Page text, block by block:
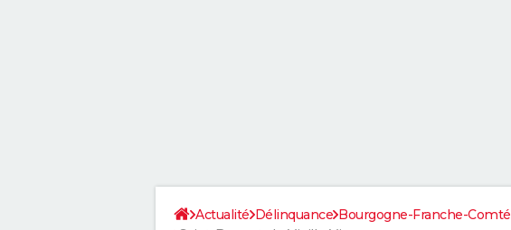
Actualité Délinquance Bourgogne-Franche-Comté